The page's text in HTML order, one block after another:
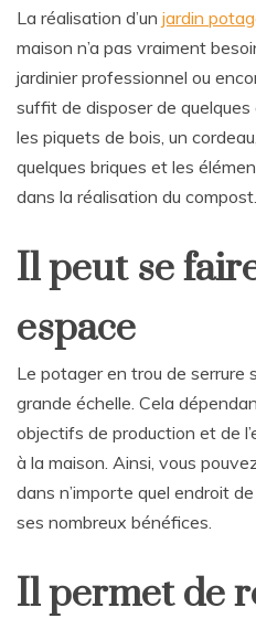
La réalisation d’un jardin
maison n’a pas vraiment
jardinier professionnel ou
suffit de disposer de
les piquets de bois, un
quelques briques et les
dans la réalisation du
Il peut se
espace
Le potager en trou de serrure
grande échelle. Cela
objectifs de production et de
à la maison. Ainsi, vous
dans n’importe quel endroit
ses nombreux bénéfices.
Il permet de